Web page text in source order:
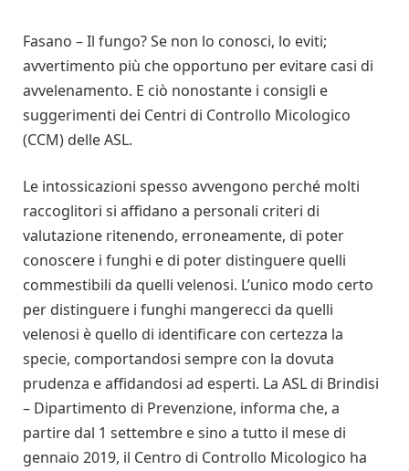
Fasano – Il fungo? Se non lo conosci, lo eviti;
avvertimento più che opportuno per evitare casi di
avvelenamento. E ciò nonostante i consigli e
suggerimenti dei Centri di Controllo Micologico
(CCM) delle ASL.
Le intossicazioni spesso avvengono perché molti
raccoglitori si affidano a personali criteri di
valutazione ritenendo, erroneamente, di poter
conoscere i funghi e di poter distinguere quelli
commestibili da quelli velenosi. L’unico modo certo
per distinguere i funghi mangerecci da quelli
velenosi è quello di identificare con certezza la
specie, comportandosi sempre con la dovuta
prudenza e affidandosi ad esperti. La ASL di Brindisi
– Dipartimento di Prevenzione, informa che, a
partire dal 1 settembre e sino a tutto il mese di
gennaio 2019, il Centro di Controllo Micologico ha